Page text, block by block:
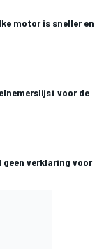
motor is sneller en
voor de
verklaring voor